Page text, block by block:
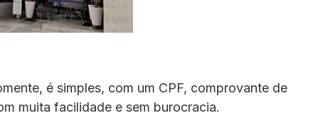
é simples, com um CPF, comprovante de
muita facilidade e sem burocracia.